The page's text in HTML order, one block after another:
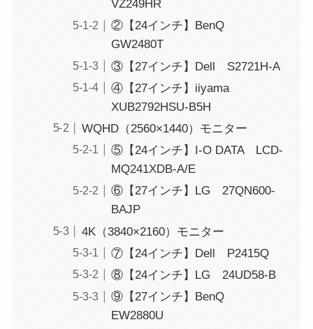
VZ249HR
②【24インチ】BenQ
GW2480T
③【27インチ】Dell S2721H-A
④【27インチ】iiyama
XUB2792HSU-B5H
WQHD（2560×1440）モニター
⑤【24インチ】I-O DATA LCD-
MQ241XDB-A/E
⑥【27インチ】LG 27QN600-
BAJP
4K（3840×2160）モニター
⑦【24インチ】Dell P2415Q
⑧【24インチ】LG 24UD58-B
⑨【27インチ】BenQ
EW2880U